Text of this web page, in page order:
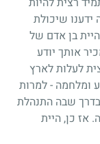
ידענו שיכולת
בן אדם של
אותך יודע
לעלות לארץ
ומלחמה - למרות
שבה התנהלת
אז כן, היית